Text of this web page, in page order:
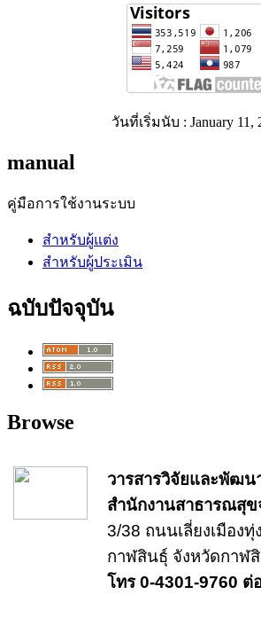
วันที่เริ่มนับ : January 11,
manual
คู่มือการใช้งานระบบ
สำหรับผู้แต่ง
สำหรับผู้ประเมิน
ฉบับปัจจุบัน
Browse
วารสารวิจัยและพัฒ
สำนักงานสาธารณสุ
3/38 ถนนเลี่ยงเมืองทุ่
กาฬสินธุ์ จังหวัดกาฬ
โทร 0-4301-9760 ต่